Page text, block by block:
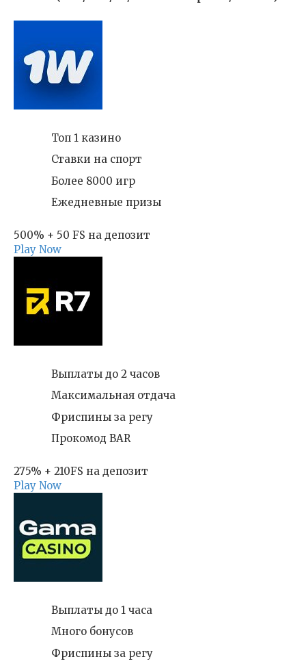
Топ 1 казино
Ставки на спорт
Более 8000 игр
Ежедневные призы
500% + 50 FS на депозит
Play Now
Выплаты до 2 часов
Максимальная отдача
Фриспины за регу
Прокомод BAR
275% + 210FS на депозит
Play Now
Выплаты до 1 часа
Много бонусов
Фриспины за регу